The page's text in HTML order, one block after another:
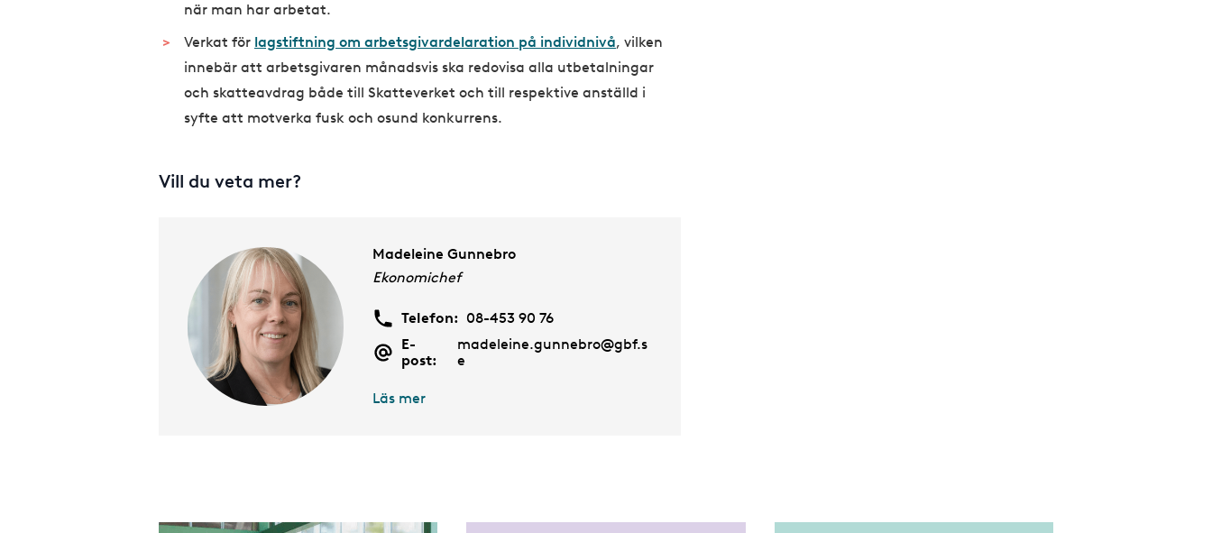
när man har arbetat.
Verkat för lagstiftning om arbetsgivardelaration på individnivå, vilken
innebär att arbetsgivaren månadsvis ska redovisa alla utbetalningar
och skatteavdrag både till Skatteverket och till respektive anställd i
syfte att motverka fusk och osund konkurrens.
Vill du veta mer?
Madeleine Gunnebro
Ekonomichef
Telefon: 08-453 90 76
E-
post:
madeleine.gunnebro@gbf.s
e
Läs mer